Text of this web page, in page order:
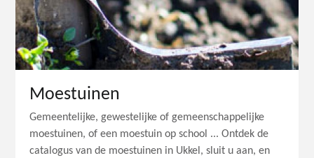
Moestuinen
Gemeentelijke, gewestelijke of gemeenschappelijke
moestuinen, of een moestuin op school ... Ontdek de
catalogus van de moestuinen in Ukkel, sluit u aan, en